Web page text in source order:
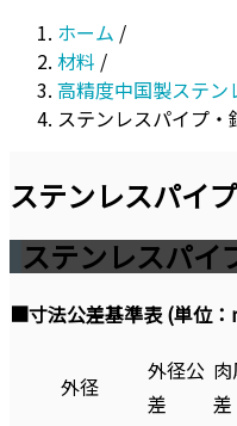
ホーム /
材料 /
高精度中国製ステン
ステンレスパイプ
ステンレスパイ
ステンレスパイ
■寸法公差基準表 (単位
外径
外径公
差
差